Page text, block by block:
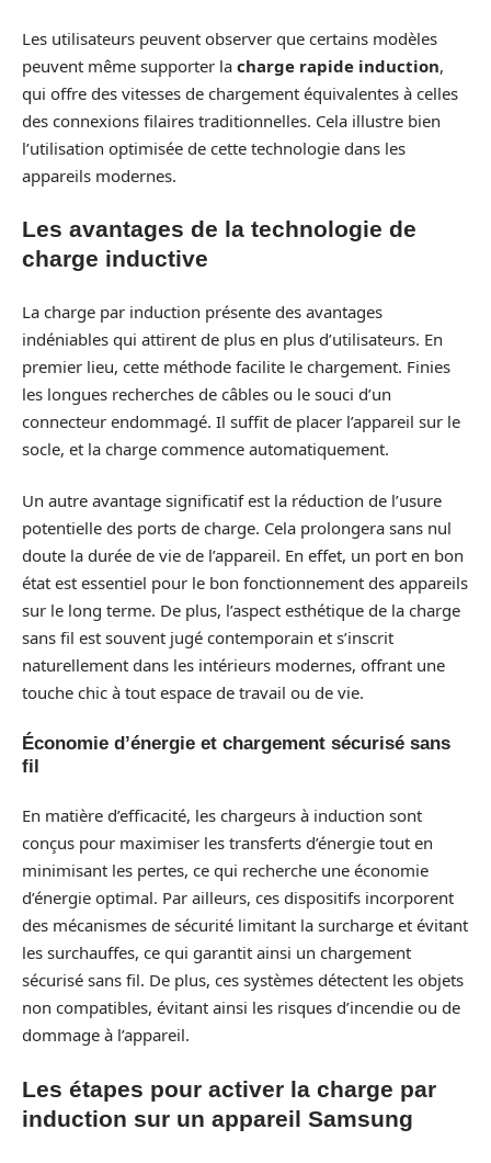
Les utilisateurs peuvent observer que certains modèles
peuvent même supporter la charge rapide induction,
qui offre des vitesses de chargement équivalentes à celles
des connexions filaires traditionnelles. Cela illustre bien
l’utilisation optimisée de cette technologie dans les
appareils modernes.
Les avantages de la technologie de
charge inductive
La charge par induction présente des avantages
indéniables qui attirent de plus en plus d’utilisateurs. En
premier lieu, cette méthode facilite le chargement. Finies
les longues recherches de câbles ou le souci d’un
connecteur endommagé. Il suffit de placer l’appareil sur le
socle, et la charge commence automatiquement.
Un autre avantage significatif est la réduction de l’usure
potentielle des ports de charge. Cela prolongera sans nul
doute la durée de vie de l’appareil. En effet, un port en bon
état est essentiel pour le bon fonctionnement des appareils
sur le long terme. De plus, l’aspect esthétique de la charge
sans fil est souvent jugé contemporain et s’inscrit
naturellement dans les intérieurs modernes, offrant une
touche chic à tout espace de travail ou de vie.
Économie d’énergie et chargement sécurisé sans
fil
En matière d’efficacité, les chargeurs à induction sont
conçus pour maximiser les transferts d’énergie tout en
minimisant les pertes, ce qui recherche une économie
d’énergie optimal. Par ailleurs, ces dispositifs incorporent
des mécanismes de sécurité limitant la surcharge et évitant
les surchauffes, ce qui garantit ainsi un chargement
sécurisé sans fil. De plus, ces systèmes détectent les objets
non compatibles, évitant ainsi les risques d’incendie ou de
dommage à l’appareil.
Les étapes pour activer la charge par
induction sur un appareil Samsung